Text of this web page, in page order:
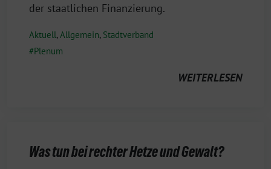
der staatlichen Finanzierung.
Aktuell,Allgemein, Stadtverband
Plenum
WEITERLESEN
Was tun bei rechter Hetze und Gewalt?